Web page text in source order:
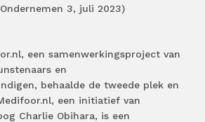
3, juli 2023)
een samenwerkingsproject van
en
behaalde de tweede plek en
een initiatief van
Charlie Obihara, is een